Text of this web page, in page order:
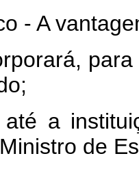
- A
a
de